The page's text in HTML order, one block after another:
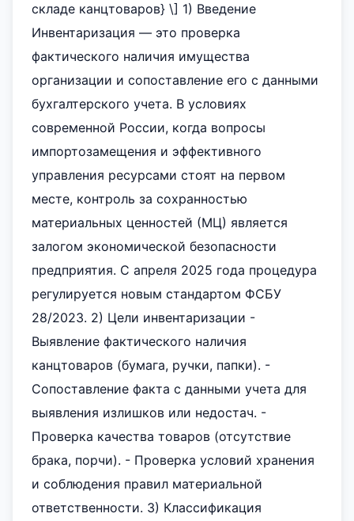
складе канцтоваров} \] 1) Введение
Инвентаризация — это проверка
фактического наличия имущества
организации и сопоставление его с данными
бухгалтерского учета. В условиях
современной России, когда вопросы
импортозамещения и эффективного
управления ресурсами стоят на первом
месте, контроль за сохранностью
материальных ценностей (МЦ) является
залогом экономической безопасности
предприятия. С апреля 2025 года процедура
регулируется новым стандартом ФСБУ
28/2023. 2) Цели инвентаризации -
Выявление фактического наличия
канцтоваров (бумага, ручки, папки). -
Сопоставление факта с данными учета для
выявления излишков или недостач. -
Проверка качества товаров (отсутствие
брака, порчи). - Проверка условий хранения
и соблюдения правил материальной
ответственности. 3) Классификация